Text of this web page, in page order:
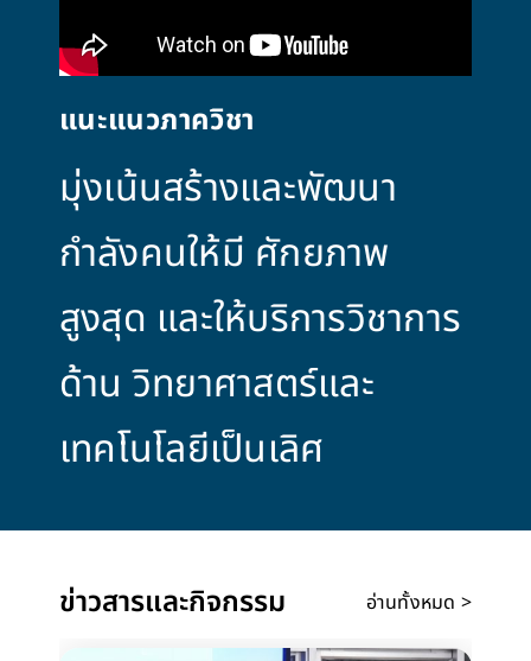
แนะแนวภาควิชา
มุ่งเน้นสร้างและพัฒนา
กำลังคนให้มี ศักยภาพ
สูงสุด และให้บริการวิชาการ
ด้าน วิทยาศาสตร์และ
เทคโนโลยีเป็นเลิศ
ข่าวสารและกิจกรรม อ่านทั้งหมด >